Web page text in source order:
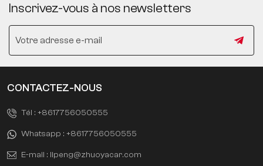
Inscrivez-vous à nos newsletters
CONTACTEZ-NOUS
Tél : +8617756050555
Whatsapp : +8617756050555
E-mail : lipeng@zhuoyacar.com